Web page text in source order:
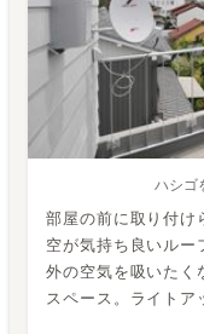
ハシゴ
部屋の前に取り付け
空が気持ち良いルー
外の空気を吸いたく
スペース。ライトア